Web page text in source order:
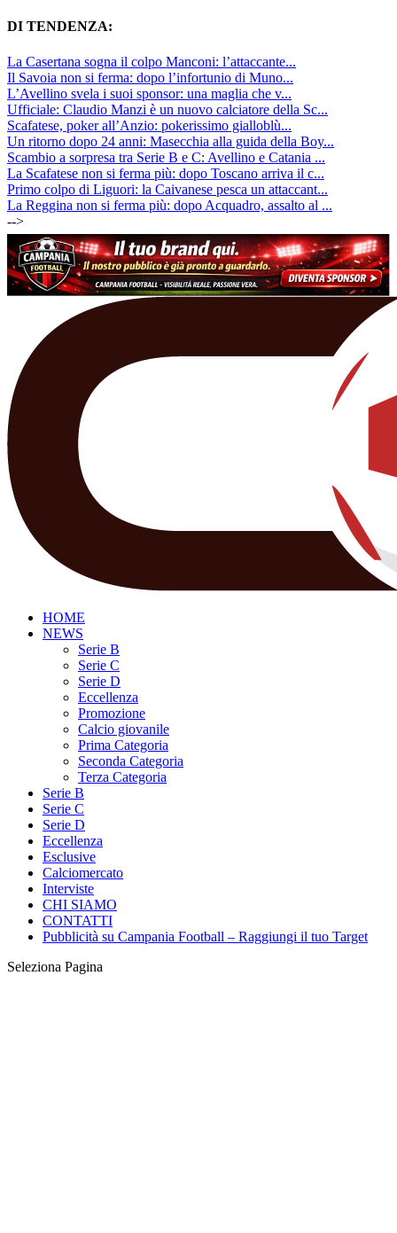
DI TENDENZA:
La Casertana sogna il colpo Manconi: l’attaccante...
Il Savoia non si ferma: dopo l’infortunio di Muno...
L’Avellino svela i suoi sponsor: una maglia che v...
Ufficiale: Claudio Manzi è un nuovo calciatore della Sc...
Scafatese, poker all’Anzio: pokerissimo gialloblù...
Un ritorno dopo 24 anni: Masecchia alla guida della Boy...
Scambio a sorpresa tra Serie B e C: Avellino e Catania ...
La Scafatese non si ferma più: dopo Toscano arriva il c...
Primo colpo di Liguori: la Caivanese pesca un attaccant...
La Reggina non si ferma più: dopo Acquadro, assalto al ...
-->
HOME
NEWS
Serie B
Serie C
Serie D
Eccellenza
Promozione
Calcio giovanile
Prima Categoria
Seconda Categoria
Terza Categoria
Serie B
Serie C
Serie D
Eccellenza
Esclusive
Calciomercato
Interviste
CHI SIAMO
CONTATTI
Pubblicità su Campania Football – Raggiungi il tuo Target
Seleziona Pagina